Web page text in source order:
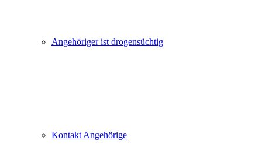
Angehöriger ist drogensüchtig
Kontakt Angehörige